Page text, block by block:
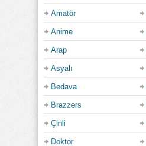
Amatör
Anime
Arap
Asyalı
Bedava
Brazzers
Çinli
Doktor